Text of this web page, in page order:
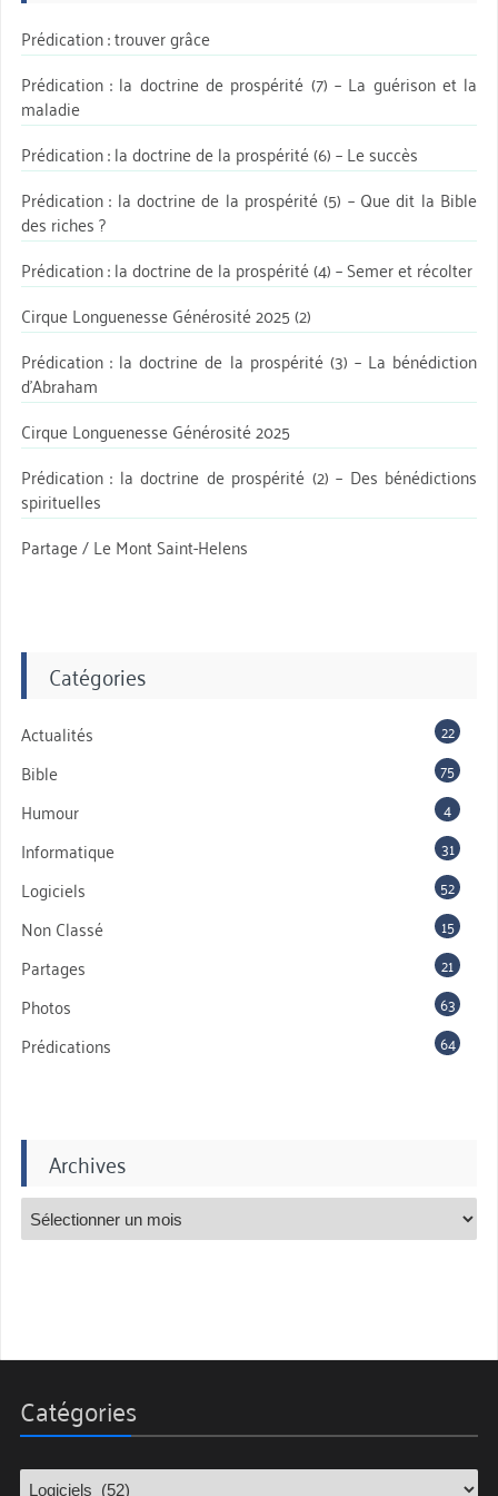
Prédication : trouver grâce
Prédication : la doctrine de prospérité (7) – La guérison et la
maladie
Prédication : la doctrine de la prospérité (6) – Le succès
Prédication : la doctrine de la prospérité (5) – Que dit la Bible
des riches ?
Prédication : la doctrine de la prospérité (4) – Semer et récolter
Cirque Longuenesse Générosité 2025 (2)
Prédication : la doctrine de la prospérité (3) – La bénédiction
d’Abraham
Cirque Longuenesse Générosité 2025
Prédication : la doctrine de prospérité (2) – Des bénédictions
spirituelles
Partage / Le Mont Saint-Helens
Catégories
Actualités 22
Bible 75
Humour 4
Informatique 31
Logiciels 52
Non Classé 15
Partages 21
Photos 63
Prédications 64
Archives
Catégories